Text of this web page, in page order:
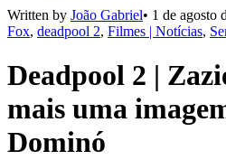
Written by João Gabriel• 1 de agosto
Fox, deadpool 2, Filmes | Notícias,
Deadpool 2 |
mais uma
Dominó